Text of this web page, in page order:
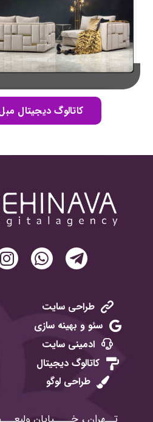
کاتالوگ دیجیتال
طراحی سایت
سئو و بهینه سازی
ادمینی سایت
کاتالوگ دیجیتال
طراحی لوگو